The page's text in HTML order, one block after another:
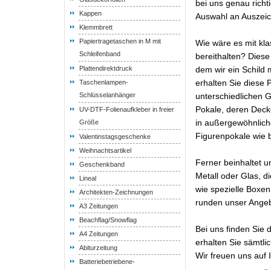
Kappen
Klemmbrett
Papiertragetaschen in M mit
Schleifenband
Plattendirektdruck
Taschenlampen-
Schlüsselanhänger
UV-DTF-Folienaufkleber in freier
Größe
Valentinstagsgeschenke
Weihnachtsartikel
Geschenkband
Lineal
Architekten-Zeichnungen
A3 Zeitungen
Beachflag/Snowflag
A4 Zeitungen
Abiturzeitung
Batteriebetriebene-
bei uns genau
Auswahl an
Wie wäre es mit
bereithalten?
dem wir ein Schild
erhalten Sie diese
unterschiedlichen
Pokale, deren
in
Figurenpokale wie
Ferner beinhaltet
Metall oder Glas,
wie spezielle
runden unser
Bei uns finden Sie
erhalten Sie
Wir freuen uns auf